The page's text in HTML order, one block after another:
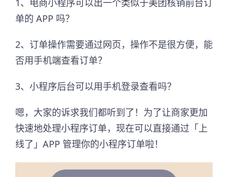
1、电商小程序可以出一个类似于美团核销前台订
单的 APP 吗？
2、订单操作需要通过网页，操作不是很方便，能
否用手机端查看订单？
3、小程序后台可以用手机登录查看吗？
嗯，大家的诉求我们都听到了！为了让商家更加
快速地处理小程序订单，现在可以直接通过「上
线了」APP 管理你的小程序订单啦！